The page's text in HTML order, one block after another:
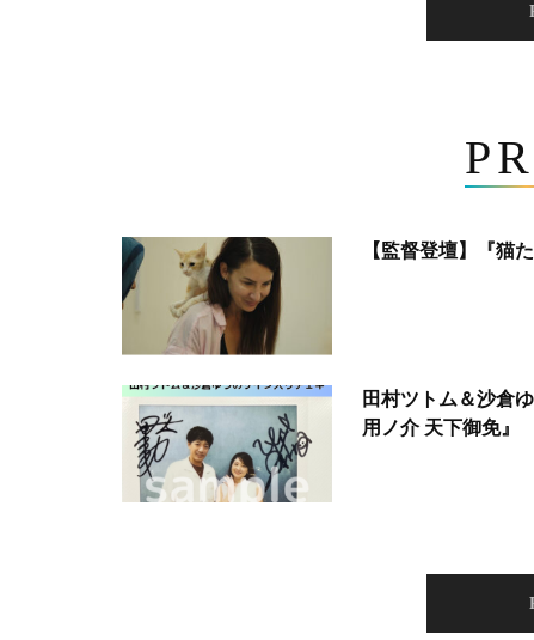
【監督登壇】『猫
田村ツトム＆沙倉
用ノ介 天下御免』